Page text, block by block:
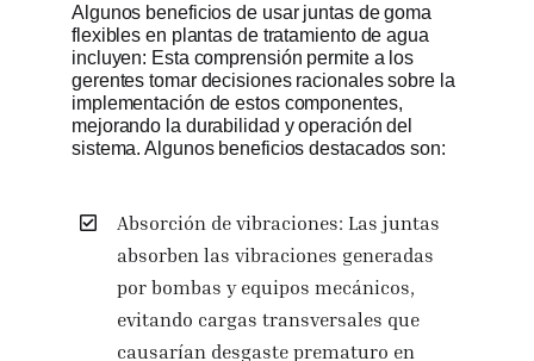
Algunos beneficios de usar juntas de goma
flexibles en plantas de tratamiento de agua
incluyen: Esta comprensión permite a los
gerentes tomar decisiones racionales sobre la
implementación de estos componentes,
mejorando la durabilidad y operación del
sistema. Algunos beneficios destacados son:
Absorción de vibraciones: Las juntas
absorben las vibraciones generadas
por bombas y equipos mecánicos,
evitando cargas transversales que
causarían desgaste prematuro en